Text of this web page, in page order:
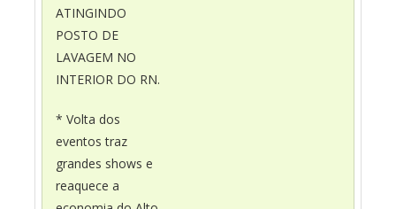
ATINGINDO
POSTO DE
LAVAGEM NO
INTERIOR DO RN.
* Volta dos
eventos traz
grandes shows e
reaquece a